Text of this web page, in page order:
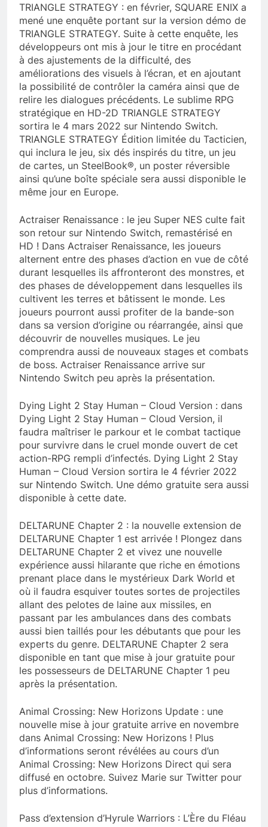
TRIANGLE STRATEGY : en février, SQUARE ENIX a
mené une enquête portant sur la version démo de
TRIANGLE STRATEGY. Suite à cette enquête, les
développeurs ont mis à jour le titre en procédant
à des ajustements de la difficulté, des
améliorations des visuels à l’écran, et en ajoutant
la possibilité de contrôler la caméra ainsi que de
relire les dialogues précédents. Le sublime RPG
stratégique en HD-2D TRIANGLE STRATEGY
sortira le 4 mars 2022 sur Nintendo Switch.
TRIANGLE STRATEGY Édition limitée du Tacticien,
qui inclura le jeu, six dés inspirés du titre, un jeu
de cartes, un SteelBook®, un poster réversible
ainsi qu’une boîte spéciale sera aussi disponible le
même jour en Europe.
Actraiser Renaissance : le jeu Super NES culte fait
son retour sur Nintendo Switch, remastérisé en
HD ! Dans Actraiser Renaissance, les joueurs
alternent entre des phases d’action en vue de côté
durant lesquelles ils affronteront des monstres, et
des phases de développement dans lesquelles ils
cultivent les terres et bâtissent le monde. Les
joueurs pourront aussi profiter de la bande-son
dans sa version d’origine ou réarrangée, ainsi que
découvrir de nouvelles musiques. Le jeu
comprendra aussi de nouveaux stages et combats
de boss. Actraiser Renaissance arrive sur
Nintendo Switch peu après la présentation.
Dying Light 2 Stay Human – Cloud Version : dans
Dying Light 2 Stay Human – Cloud Version, il
faudra maîtriser le parkour et le combat tactique
pour survivre dans le cruel monde ouvert de cet
action-RPG rempli d’infectés. Dying Light 2 Stay
Human – Cloud Version sortira le 4 février 2022
sur Nintendo Switch. Une démo gratuite sera aussi
disponible à cette date.
DELTARUNE Chapter 2 : la nouvelle extension de
DELTARUNE Chapter 1 est arrivée ! Plongez dans
DELTARUNE Chapter 2 et vivez une nouvelle
expérience aussi hilarante que riche en émotions
prenant place dans le mystérieux Dark World et
où il faudra esquiver toutes sortes de projectiles
allant des pelotes de laine aux missiles, en
passant par les ambulances dans des combats
aussi bien taillés pour les débutants que pour les
experts du genre. DELTARUNE Chapter 2 sera
disponible en tant que mise à jour gratuite pour
les possesseurs de DELTARUNE Chapter 1 peu
après la présentation.
Animal Crossing: New Horizons Update : une
nouvelle mise à jour gratuite arrive en novembre
dans Animal Crossing: New Horizons ! Plus
d’informations seront révélées au cours d’un
Animal Crossing: New Horizons Direct qui sera
diffusé en octobre. Suivez Marie sur Twitter pour
plus d’informations.
Pass d’extension d’Hyrule Warriors : L’Ère du Fléau